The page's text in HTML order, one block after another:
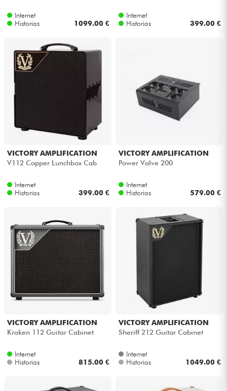
Ver nuestras marcas
Internet
Historias
1099.00 €
Internet
Historias
399.00 €
VICTORY AMPLIFICATION
V112 Copper Lunchbox Cab
Internet
Historias
399.00 €
VICTORY AMPLIFICATION
Power Valve 200
Internet
Historias
579.00 €
VICTORY AMPLIFICATION
Kraken 112 Guitar Cabinet
Internet
Historias
815.00 €
VICTORY AMPLIFICATION
Sheriff 212 Guitar Cabinet
Internet
Historias
1049.00 €